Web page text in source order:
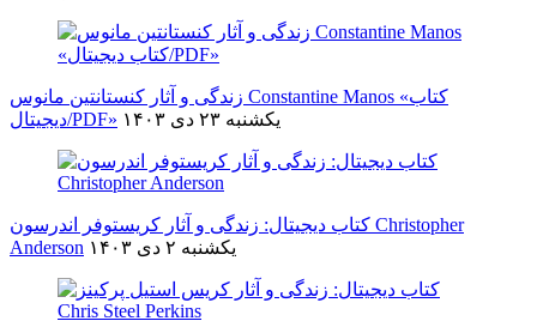
زندگی و آثار کنستانتین مانوس Constantine Manos «کتاب
دیجیتال/PDF»
يکشنبه ۲۳ دی ۱۴۰۳
کتاب دیجیتال: زندگی و آثار کریستوفر اندرسون Christopher
Anderson
يکشنبه ۲ دی ۱۴۰۳